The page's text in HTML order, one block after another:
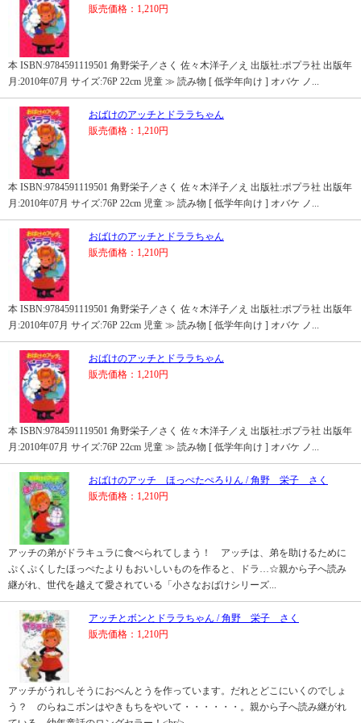
販売価格：1,210円
本 ISBN:9784591119501 角野栄子／さく 佐々木洋子／え 出版社:ポプラ社 出版年
月:2010年07月 サイズ:76P 22cm 児童 ≫ 読み物 [ 低学年向け ] オバケ ノ...
おばけのアッチとドララちゃん
販売価格：1,210円
本 ISBN:9784591119501 角野栄子／さく 佐々木洋子／え 出版社:ポプラ社 出版年
月:2010年07月 サイズ:76P 22cm 児童 ≫ 読み物 [ 低学年向け ] オバケ ノ...
おばけのアッチとドララちゃん
販売価格：1,210円
本 ISBN:9784591119501 角野栄子／さく 佐々木洋子／え 出版社:ポプラ社 出版年
月:2010年07月 サイズ:76P 22cm 児童 ≫ 読み物 [ 低学年向け ] オバケ ノ...
おばけのアッチとドララちゃん
販売価格：1,210円
本 ISBN:9784591119501 角野栄子／さく 佐々木洋子／え 出版社:ポプラ社 出版年
月:2010年07月 サイズ:76P 22cm 児童 ≫ 読み物 [ 低学年向け ] オバケ ノ...
おばけのアッチ ほっぺたぺろりん / 角野 栄子 さく
販売価格：1,210円
アッチの弟がドラキュラに食べられてしまう！ アッチは、弟を助けるために
ぷくぷくしたほっぺたよりもおいしいものを作ると、ドラ…☆親から子へ読み
継がれ、世代を越えて愛されている「小さなおばけシリーズ...
アッチとボンとドララちゃん / 角野 栄子 さく
販売価格：1,210円
アッチがうれしそうにおべんとうを作っています。だれとどこにいくのでしょ
う？ のらねこボンはやきもちをやいて・・・・・・。親から子へ読み継がれ